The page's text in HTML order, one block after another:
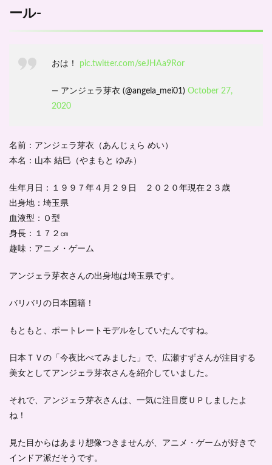
ール-
おは！ pic.twitter.com/seJHAa9Ror
— アンジェラ芽衣 (@angela_mei01) October 27,
2020
名前：アンジェラ芽衣（あんじぇら めい）
本名：山本 結巳（やまもと ゆみ）
生年月日：１９９７年４月２９日 ２０２０年現在２３歳
出身地：埼玉県
血液型：Ｏ型
身長：１７２㎝
趣味：アニメ・ゲーム
アンジェラ芽衣さんの出身地は埼玉県です。
バリバリの日本国籍！
もともと、ポートレートモデルをしていたんですね。
日本ＴＶの「今夜比べてみました」で、 広瀬すずさんが注目する
美女としてアンジェラ芽衣さんを紹介していました。
それで、アンジェラ芽衣さんは、一気に注目度ＵＰしましたよ
ね！
見た目からはあまり想像つきませんが、 アニメ・ゲームが好きで
インドア派だそうです。